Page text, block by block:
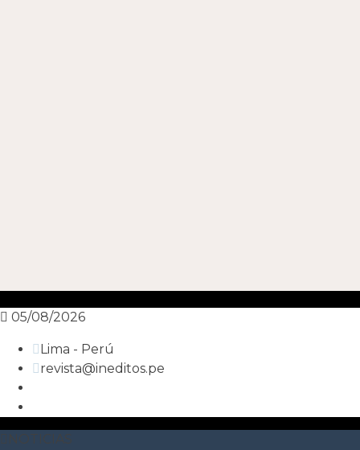
05/08/2026
Lima - Perú
revista@ineditos.pe